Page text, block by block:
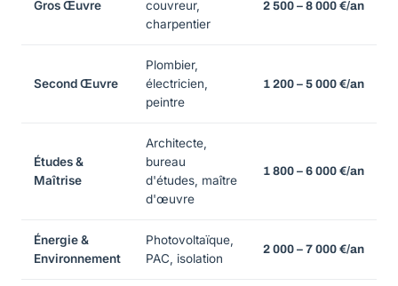
Gros Œuvre
couvreur,
charpentier
2 500 – 8 000 €/an
Second Œuvre
Plombier,
électricien,
peintre
1 200 – 5 000 €/an
Études &
Maîtrise
Architecte,
bureau
d'études, maître
d'œuvre
1 800 – 6 000 €/an
Énergie &
Environnement
Photovoltaïque,
PAC, isolation
2 000 – 7 000 €/an